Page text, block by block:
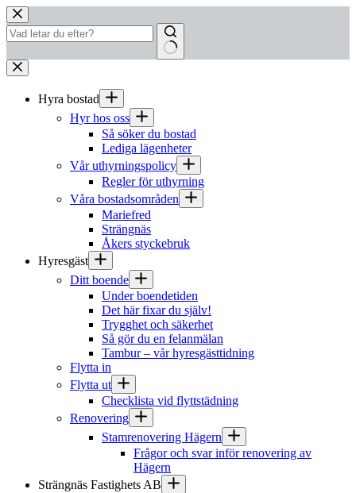
Hoppa
till
innehåll
Inga
resultat
Hyra bostad
Hyr hos oss
Så söker du bostad
Lediga lägenheter
Vår uthyrningspolicy
Regler för uthyrning
Våra bostadsområden
Mariefred
Strängnäs
Åkers styckebruk
Hyresgäst
Ditt boende
Under boendetiden
Det här fixar du själv!
Trygghet och säkerhet
Så gör du en felanmälan
Tambur – vår hyresgästtidning
Flytta in
Flytta ut
Checklista vid flyttstädning
Renovering
Stamrenovering Hägern
Frågor och svar inför renovering av
Hägern
Strängnäs Fastighets AB